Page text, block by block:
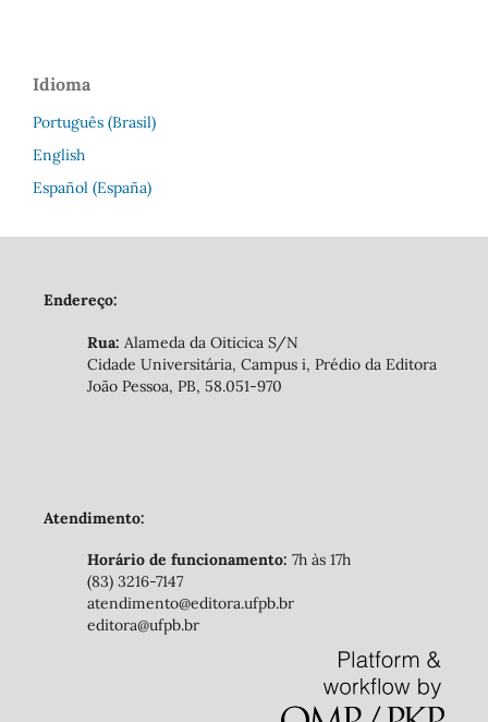
Idioma
Português (Brasil)
English
Español (España)
Endereço:
Rua: Alameda da Oiticica S/N
Cidade Universitária, Campus i, Prédio da Editora
João Pessoa, PB, 58.051-970
Atendimento:
Horário de funcionamento: 7h às 17h
(83) 3216-7147
atendimento@editora.ufpb.br
editora@ufpb.br